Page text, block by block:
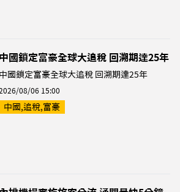
中國鎖定富豪全球大追稅 回溯期達25年
中國鎖定富豪全球大追稅 回溯期達25年
08/06 15:00
中國,追稅,富豪